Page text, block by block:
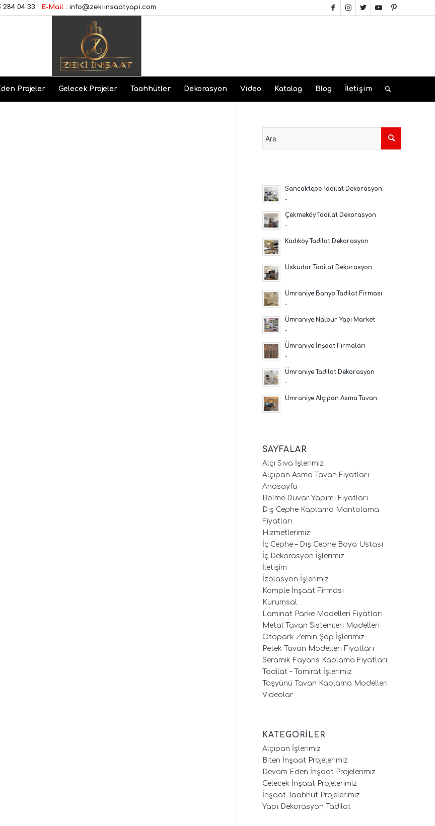
284 04 33 E-Mail : info@zekiinsaatyapi.com
Projeler Gelecek Projeler Taahhütler Dekorasyon Video Katalog Blog İletişim
Sancaktepe Tadilat Dekorasyon
-
Çekmeköy Tadilat Dekorasyon
-
Kadıköy Tadilat Dekorasyon
-
Üsküdar Tadilat Dekorasyon
-
Ümraniye Banyo Tadilat Firması
-
Ümraniye Nalbur Yapı Market
-
Ümraniye İnşaat Firmaları
-
Ümraniye Tadilat Dekorasyon
-
Ümraniye Alçıpan Asma Tavan
-
SAYFALAR
Alçı Sıva İşlerimiz
Alçıpan Asma Tavan Fiyatları
Anasayfa
Bölme Duvar Yapımı Fiyatları
Dış Cephe Kaplama Mantolama
Fiyatları
Hizmetlerimiz
İç Cephe – Dış Cephe Boya Ustası
İç Dekorasyon İşlerimiz
İletişim
İzolasyon İşlerimiz
Komple İnşaat Firması
Kurumsal
Laminat Parke Modelleri Fiyatları
Metal Tavan Sistemleri Modelleri
Otopark Zemin Şap İşlerimiz
Petek Tavan Modelleri Fiyatları
Seramik Fayans Kaplama Fiyatları
Tadilat – Tamirat İşlerimiz
Taşyünü Tavan Kaplama Modelleri
Videolar
KATEGORILER
Alçıpan İşlerimiz
Biten İnşaat Projelerimiz
Devam Eden İnşaat Projelerimiz
Gelecek İnşaat Projelerimiz
İnşaat Taahhüt Projelerimiz
Yapı Dekorasyon Tadilat